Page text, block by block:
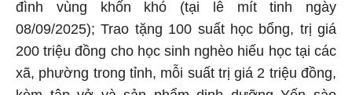
đình vùng khốn khó (tại lễ mít tinh ngày
08/09/2025); Trao tặng 100 suất học bổng, trị giá
200 triệu đồng cho học sinh nghèo hiếu học tại các
xã, phường trong tỉnh, mỗi suất trị giá 2 triệu đồng,